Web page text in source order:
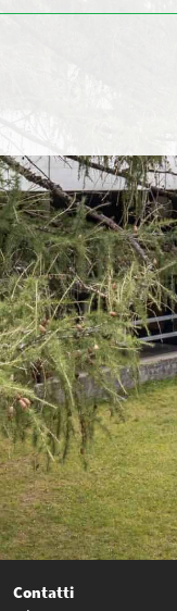
Contatti